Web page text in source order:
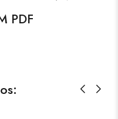
PDF